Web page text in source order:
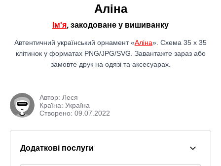
Аліна
Ім'я, закодоване у вишиванку
Автентичний український орнамент «Аліна». Схема 35 x 35
клітинок у форматах PNG/JPG/SVG. Завантажте зараз або
замовте друк на одязі та аксесуарах.
Автор: Леся
Країна: Україна
Створено: 09.07.2022
Додаткові послуги